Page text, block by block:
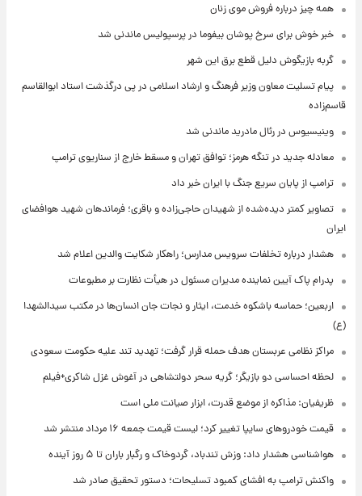
همه چیز درباره فروش موی زنان
خبر خوش برای سرخ پوشان بیفوما در پرسپولیس ماندنی شد
گربه بازیگوش دلیل قطع برق این شهر
پیام تسلیت معاون وزیر فرهنگ و ارشاد اسلامی در پی درگذشت استاد ابوالقاسم
قاسم‌زاده
وینیسیوس در رئال مادرید ماندنی شد
معادله جدید در تنگه هرمز؛ توافق تهران و مسقط خارج از سناریوی ترامپ
ترامپ از پایان سریع جنگ با ایران خبر داد
تصاویر کمتر دیده‌شده از شهیدان حاجی‌زاده و باقری؛ فرماندهان شهید هوافضای
ایران
هشدار درباره تخلفات سرویس مدارس؛ راهکار شکایت والدین اعلام شد
پدرام پاک آیین نماینده مدیران مسئول در هیأت نظارت بر مطبوعات
اربعین؛ حماسه باشکوه خدمت، ایثار و نجات جان انسان‌ها در مکتب سیدالشهدا
(ع)
مراکز نظامی عربستان هدف حمله قرار گرفت؛ تهدید تند علیه حکومت سعودی
لحظه احساسی دو بازیگر؛ گریه سحر دولتشاهی در آغوش غزل شاکری+فیلم
ظریفیان: مذاکره از موضع قدرت، ابزار صیانت ملی است
قیمت خودروهای سایپا تغییر کرد؛ لیست قیمت جمعه ۱۶ مرداد منتشر شد
هواشناسی هشدار داد: وزش تندباد، گردوخاک و رگبار باران تا ۵ روز آینده
واکنش ترامپ به افشای کمبود تسلیحات؛ دستور تحقیق صادر شد